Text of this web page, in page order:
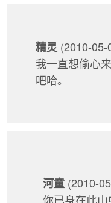
精灵 (2010-05-
我一直想偷心
吧哈。
河童 (2010-
你已身在此山